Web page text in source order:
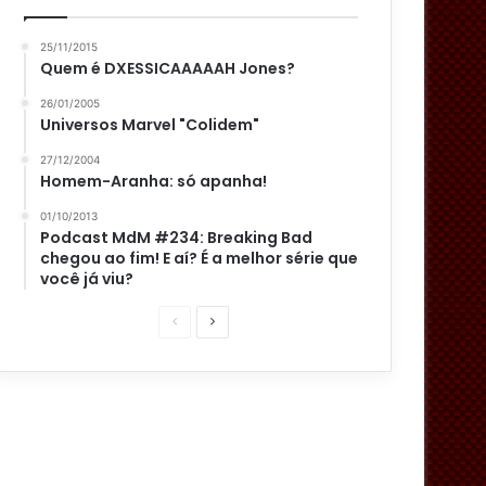
25/11/2015
Quem é DXESSICAAAAAH Jones?
26/01/2005
Universos Marvel "Colidem"
27/12/2004
Homem-Aranha: só apanha!
01/10/2013
Podcast MdM #234: Breaking Bad
chegou ao fim! E aí? É a melhor série que
você já viu?